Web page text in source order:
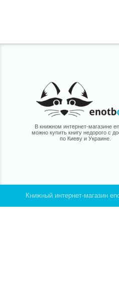
В книжном интернет-магазине
можно купить книгу недорого с
по Киеву и Украине.
Книжный интернет-магазин